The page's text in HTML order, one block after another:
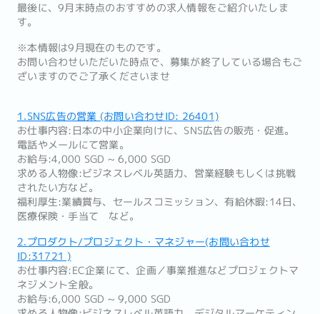
最後に、9月末時点のおすすめの求人情報をご紹介いたしま
す。
※本情報は9月現在のものです。
お問い合わせいただいた時点で、募集が終了している場合もご
ざいますのでご了承くださいませ
1.SNS広告の営業 (お問い合わせID: 26401)
お仕事内容:日本の中小企業向けに、SNS広告の販売・促進。
電話やメールにて営業。
お給与:4,000 SGD ~ 6,000 SGD
求める人物像:ビジネスレベル英語力、営業経験もしくは挑戦
されたい方など。
福利厚生:業績賞与、セールスコミッション、有給休暇:14日、
医療保険・手当て など。
2.プロダクト/プロジェクト・マネジャー(お問い合わせ
ID:31721 )
お仕事内容:EC企業にて、企画／事業推進などプロジェクトマ
ネジメント全般。
お給与:6,000 SGD ~ 9,000 SGD